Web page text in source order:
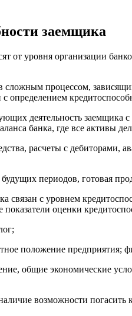
заемщика
от уровня организации
процессом,
определением
деятельность заемщика
банка, где все активы
расчеты с
периодов, готовая
связан с уровнем
оценки
положение предприятия;
общие экономические
возможности